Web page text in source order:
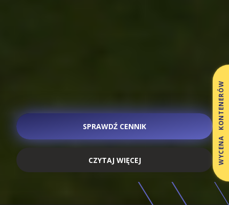
SPRAWDŹ CENNIK
CZYTAJ WIĘCEJ WYCENA KONTENERÓW